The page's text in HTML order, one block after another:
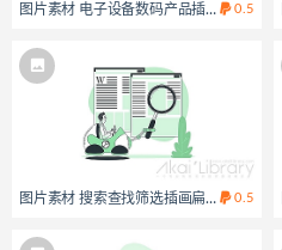
图片素材 电子设备数码产品插画扁平场景
0.5
图片素材 搜索查找筛选插画扁平场景
0.5